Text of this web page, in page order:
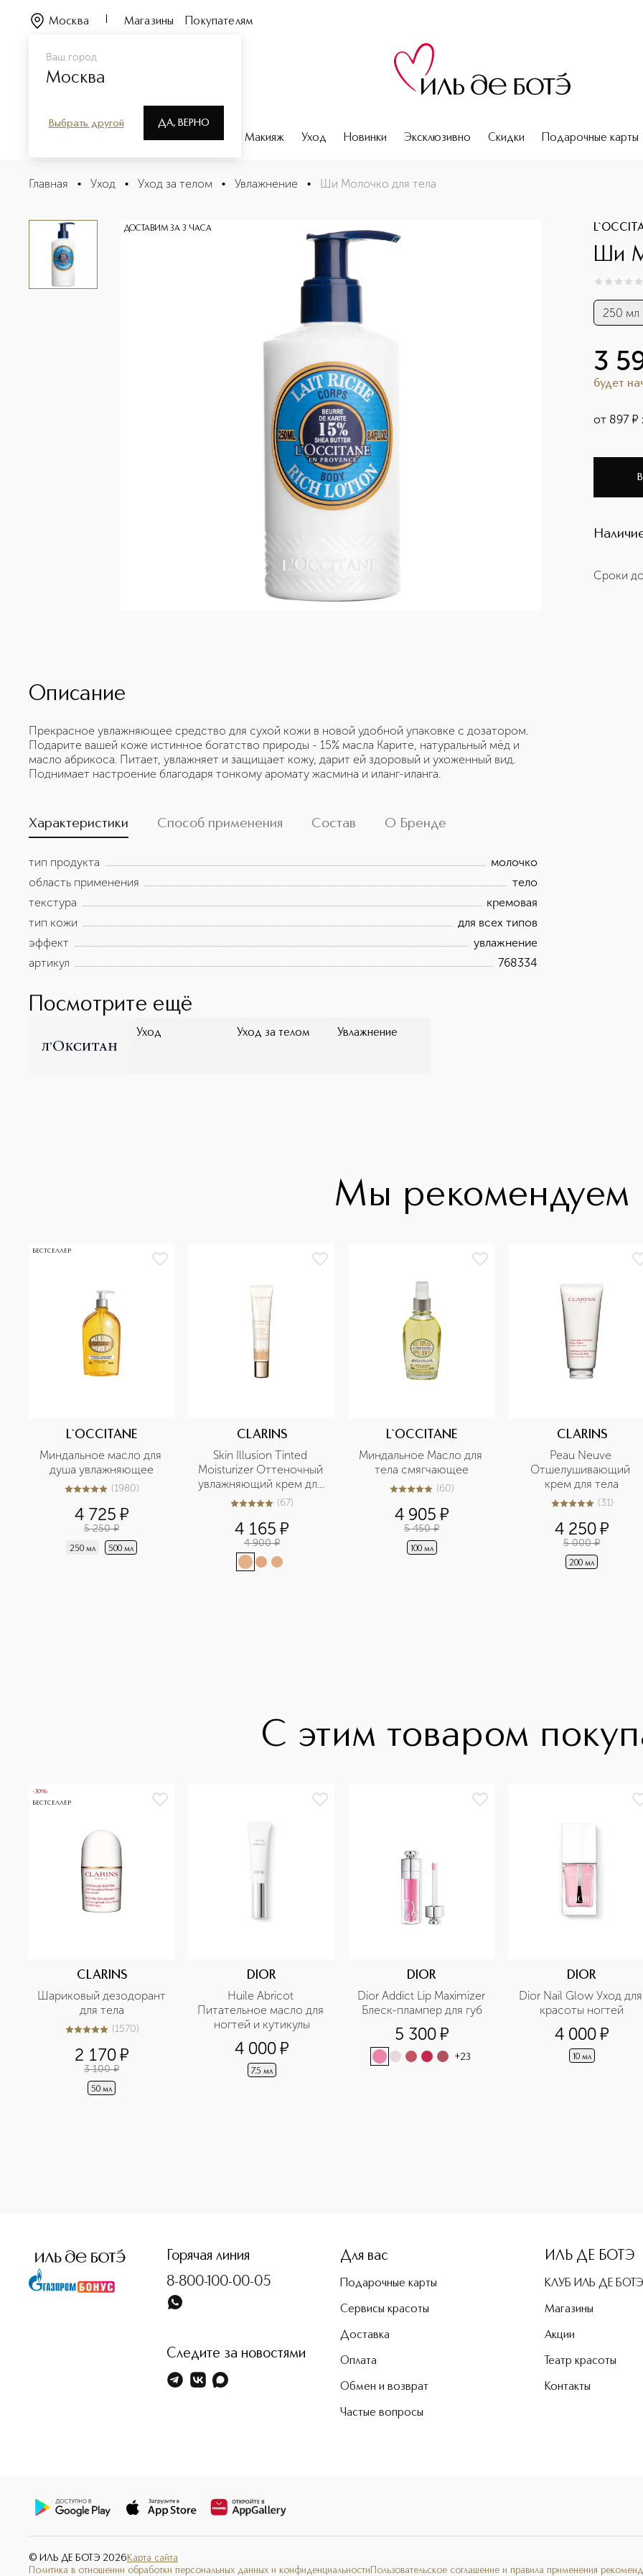
Ваш город
Москва
Выбрать другой ДА, ВЕРНО
Москва Магазины Покупателям
Парфюмерия Макияж Уход Новинки Эксклюзивно Скидки Подарочные карты
Ши Молочко для тела
Описание
Главная • Уход • Уход за телом • Увлажнение • Ши Молочко для тела
ДОСТАВИМ ЗА 3 ЧАСА
Ши
0из 0
250 мл
3
будет
от 897 ¤
Сроки
Описание
Прекрасное увлажняющее средство для сухой кожи в новой удобной упаковке с дозатором.
Подарите вашей коже истинное богатство природы - 15% масла Карите, натуральный мёд и
масло абрикоса. Питает, увлажняет и защищает кожу, дарит ей здоровый и ухоженный вид.
Поднимает настроение благодаря тонкому аромату жасмина и иланг-иланга.
Характеристики Способ применения Состав О Бренде
тип продукта
молочко
область применения
тело
текстура
кремовая
тип кожи
для всех типов
эффект
увлажнение
артикул
768334
Посмотрите ещё
Уход Уход за телом Увлажнение
Мы рекомендуем
БЕСТСЕЛЛЕР
L`OCCITANE
Миндальное масло для
душа увлажняющее
5из 51980 (1980)
4 725 ¤
5 250 ¤
250 мл 500 мл
CLARINS
Skin Illusion Tinted
Moisturizer Оттеночный
увлажняющий крем для
лица с эффектом
4.9из567 (67)
4 165 ¤
4 900 ¤
L`OCCITANE
Миндальное Масло для
тела смягчающее
5из 560 (60)
4 905 ¤
5 450 ¤
100 мл
CLARINS
Peau Neuve
Отшелушивающий
крем для тела
5из 531 (31)
4 250¤
5 000 ¤
200 мл
С этим товаром
-30%
БЕСТСЕЛЛЕР
CLARINS
Шариковый дезодорант
для тела
5из 51570 (1570)
2 170¤
3 100 ¤
50 мл
DIOR
Huile Abricot
Питательное масло для
ногтей и кутикулы
4 000¤
7.5 мл
DIOR
Dior Addict Lip Maximizer
Блеск-плампер для губ
5 300¤
+23
DIOR
Dior Nail Glow Уход для
красоты ногтей
4 000¤
10 мл
Горячая линия
8-800-100-00-05
Следите за новостями
Для вас
Подарочные карты
Сервисы красоты
Доставка
Оплата
Обмен и возврат
Частые вопросы
ИЛЬ ДЕ БОТЭ
КЛУБ ИЛЬ ДЕ БОТЭ
Магазины
Акции
Театр красоты
Контакты
© ИЛЬ ДЕ БОТЭ 2026 Карта сайта
Политика в отношении обработки персональных данных и конфиденциальности Пользовательское соглашение и правила применения